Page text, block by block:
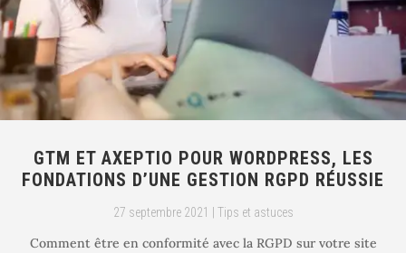
GTM ET AXEPTIO POUR WORDPRESS, LES
FONDATIONS D’UNE GESTION RGPD RÉUSSIE
27 septembre 2021 Tips et astuces
Comment être en conformité avec la RGPD sur votre site